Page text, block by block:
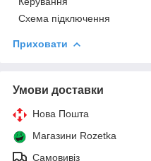
Схема підключення
Приховати
Умови доставки
Нова Пошта
Магазини Rozetka
Самовивіз